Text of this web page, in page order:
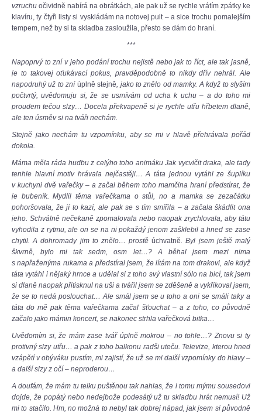
vzruchu očividně nabírá na obrátkách, ale pak už se rychle vrátím zpátky ke
klavíru, ty čtyři listy si vyskládám na notovej pult – a sice trochu pomalejším
tempem, než by si ta skladba zasloužila, přesto se dám do hraní.
***
Napoprvý to zní v jeho podání trochu nejistě nebo jak to říct, ale tak jasně,
je to takovej oťukávací pokus, pravděpodobně to nikdy dřív nehrál. Ale
napodruhý už to zní úplně stejně, jako to znělo od mamky. A když to slyším
počtvrtý, uvědomuju si, že se usmívám od ucha k uchu – a do toho mi
proudem tečou slzy… Docela překvapeně si je rychle utřu hřbetem dlaně,
ale ten úsměv si na tváři nechám.
Stejně jako nechám tu vzpomínku, aby se mi v hlavě přehrávala pořád
dokola.
Máma měla ráda hudbu z celýho toho animáku Jak vycvičit draka, ale tady
tenhle hlavní motiv hrávala nejčastěji… A táta jednou vytáhl ze šuplíku
v kuchyni dvě vařečky – a začal během toho mamčina hraní předstírat, že
je bubeník. Mydlil těma vařečkama o stůl, no a mamka se zezačátku
pohoršovala, že jí to kazí, ale pak se s tím smířila – a začala škádlit ona
jeho. Schválně nečekaně zpomalovala nebo naopak zrychlovala, aby tátu
vyhodila z rytmu, ale on se na ni pokaždý jenom zašklebil a hned se zase
chytil. A dohromady jim to znělo… prostěúchvatně. Byl jsem ještě malý
škvrně, bylo mi tak sedm, osm let…? A běhal jsem mezi nima
s napřaženýma rukama a předstíral jsem, že lítám na tom drakovi, ale když
táta vytáhl i nějaký hrnce a udělal si z toho svý vlastní sólo na bicí, tak jsem
si dlaně naopak přitisknul na uši a tvářil jsem se zděšeně a vykřikoval jsem,
že se to nedá poslouchat… Ale smál jsem se u toho a oni se smáli taky a
táta do mě pak těma vařečkama začal šťouchat – a z toho, co původně
začalo jako mámin koncert, se nakonec strhla vařečková bitka…
Uvědomím si, že mám zase tvář úplně mokrou – no tohle…? Znovu si ty
protivný slzy utřu… a pak z toho balkonu radši uteču. Televize, kterou hned
vzápětí v obýváku pustím, mi zajistí, že už se mi další vzpomínky do hlavy –
a další slzy z očí – neproderou…
A doufám, že mám tu telku puštěnou tak nahlas, že i tomu mýmu sousedovi
dojde, že popátý nebo nedejbože podesátý už tu skladbu hrát nemusí! Už
mi to stačilo. Hm, no možná to nebyl tak dobrej nápad, jak jsem si původně